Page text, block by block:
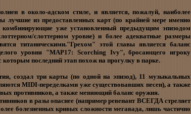
в около-адском стиле, и является, пожалуй, наиболее
лучшие из предоставленных карт (по крайней мере именно
комбинирующие уже установленный предыдущим эпизодом
слоттерном уровне) и более адекватные размеры
титаническими."Грехом" этой главы является баланс
уровня "MAP17: Scorching Ivy", бросающего игроку
последний этап похож на прогулку в парке.
создал три карты (по одной на эпизод), 11 музыкальных
MIDI-переделками уже существовавших песен), а также
противников, а также меняющий баланс оружия.
в разы опаснее (например ревенант ВСЕГДА стреляет
болезненных кривых сложности мегавада, лишь частично